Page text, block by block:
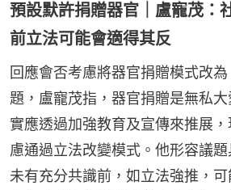
預設默許捐贈器官｜盧寵茂：
前立法可能會適得其反
回應會否考慮將器官捐贈模式改
題，盧寵茂指，器官捐贈是無私
實應透過加強教育及宣傳來推展
慮通過立法改變模式。他形容議
未有充分共識前，如立法強推，